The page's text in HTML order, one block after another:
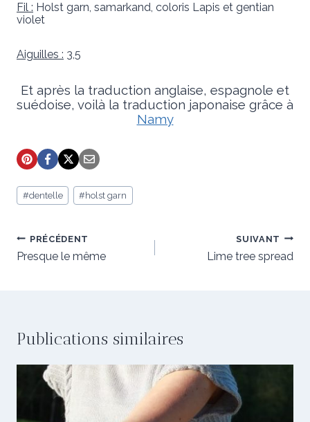
Fil : Holst garn, samarkand, coloris Lapis et gentian
violet
Aiguilles : 3,5
Et après la traduction anglaise, espagnole et
suédoise, voilà la traduction japonaise grâce à
Namy
Étiquettes
de
#dentelle #holst garn
Navigation
de
PRÉCÉDENT
Presque le même
SUIVANT
Lime tree spread
Publications similaires